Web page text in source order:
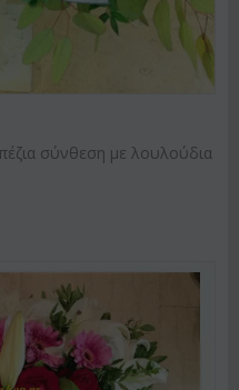
σύνθεση με λουλούδια